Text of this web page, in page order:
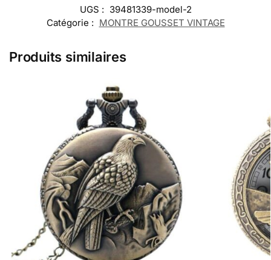
UGS : 39481339-model-2
Catégorie : MONTRE GOUSSET VINTAGE
Produits similaires